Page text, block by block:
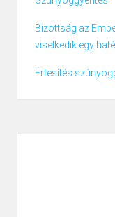
Bizottság az
viselkedik egy
Értesítés